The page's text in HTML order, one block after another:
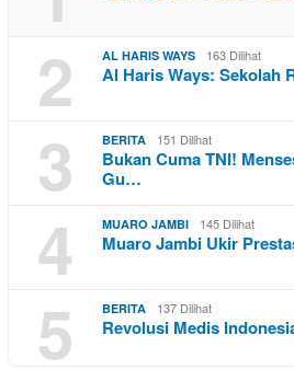
2 AL HARIS WAYS 163 Dilihat
Al Haris Ways: Sekolah
3 BERITA 151 Dilihat
Bukan Cuma TNI!
Gu…
4 MUARO JAMBI 145 Dilihat
Muaro Jambi Ukir
5 BERITA 137 Dilihat
Revolusi Medis